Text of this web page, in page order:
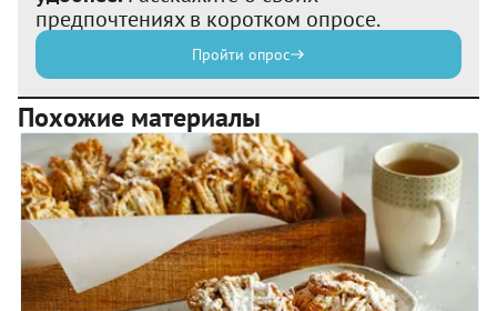
предпочтениях в коротком опросе.
Пройти опрос
Похожие материалы